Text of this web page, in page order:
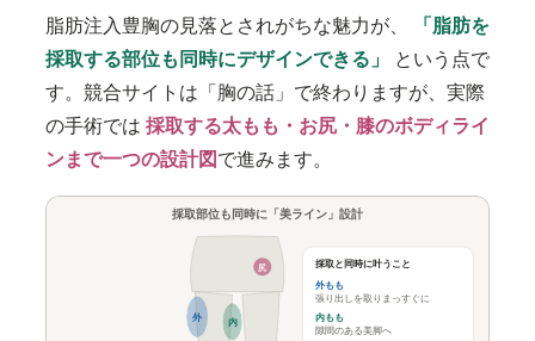
脂肪注入豊胸の見落とされがちな魅力が、
「脂肪を
採取する部位も同時にデザインできる」
という点で
す。競合サイトは「胸の話」で終わりますが、実際
の手術では 採取する太もも・お尻・膝のボディライ
ンまで一つの設計図 で進みます。
採取部位も同時に「美ライン」設計
外 内
尻 採取と同時に叶うこと
外もも
張り出しを取りまっすぐに
内もも
隙間のある美脚へ